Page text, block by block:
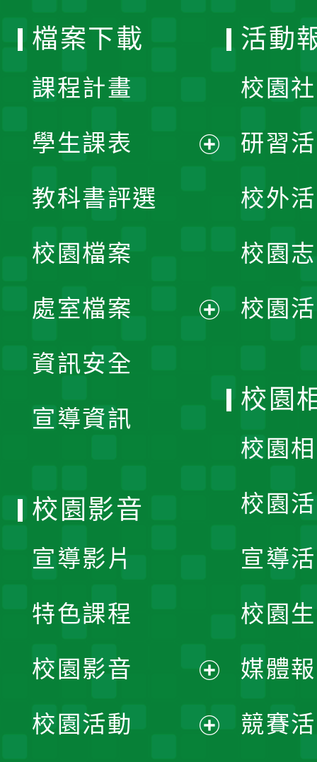
檔案下載
課程計畫
學生課表
單
教科書評選
校園檔案
處室檔案
資訊安全
宣導資訊
活動
校園
研習
校外
校園
校園
校園
校園
校園
宣導
校園
媒體
競賽
校園影音
宣導影片
特色課程
校園影音
開
校園活動